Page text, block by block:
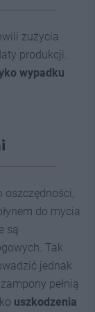
zużycia
produkcji.
wypadku
oszczędności,
do mycia
są
Tak
jednak
pełnią
uszkodzenia